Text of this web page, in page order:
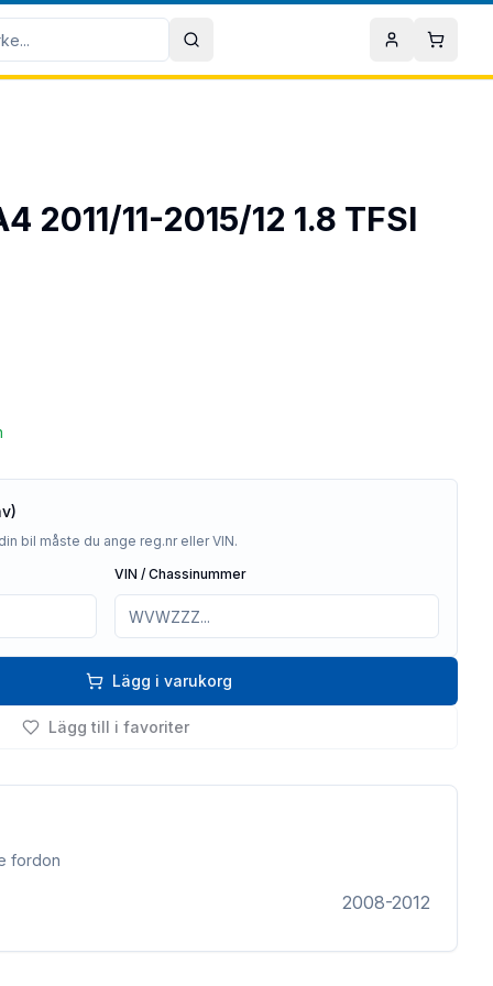
Sök Mitt konto
2011/11-2015/12 1.8 TFSI
bil måste du ange reg.nr eller VIN.
VIN / Chassinummer
Lägg i varukorg
Lägg till i favoriter
fordon
2008-2012